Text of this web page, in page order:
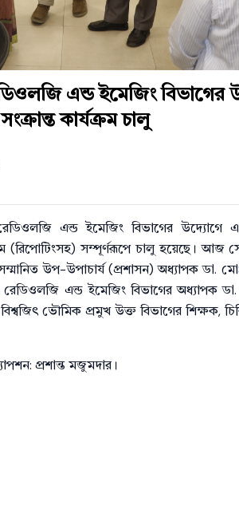
এন্ড ইমেজিং বিভাগের
কার্যক্রম চালু
এন্ড ইমেজিং বিভাগের উদ্যোগে
(রিপোটিংসহ) সম্পূর্ণরূপে চালু হয়েছে। আজ
উপ-উপাচার্য (প্রশাসন) অধ্যাপক ডা.
রেডিওলজি এন্ড ইমেজিং বিভাগের অধ্যাপক
ভৌমিক প্রমুখ উক্ত বিভাগের শিক্ষক,
প্রশান্ত মজুমদার।